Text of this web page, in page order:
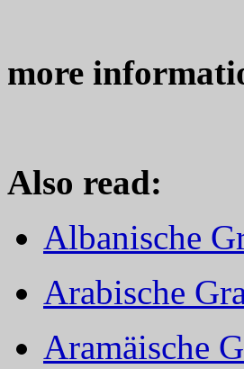
more
Also read:
Albanische
Arabische
Aramäische